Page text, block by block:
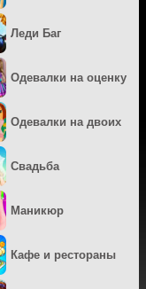
Леди Баг
Одевалки на оценку
Одевалки на двоих
Свадьба
Маникюр
Кафе и рестораны